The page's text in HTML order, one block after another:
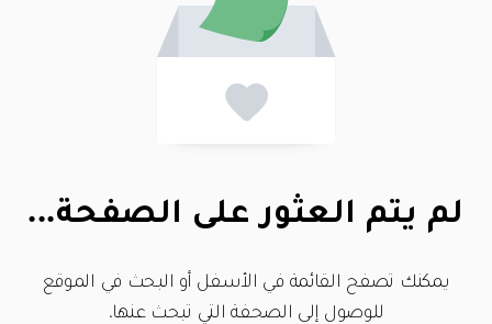
لم يتم العثور على الصفحة...
يمكنك تصفح القائمة في الأسفل أو البحث في الموقع
للوصول إلى الصحفة التي تبحث عنها.